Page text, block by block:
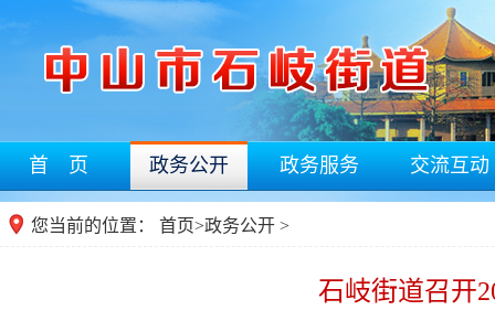
首 页 政务公开 政务服务 交流互动
您当前的位置： 首页>政务公开 >
石岐街道召开